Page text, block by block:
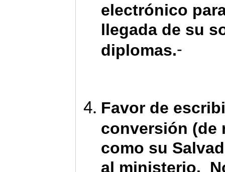
electrónico
llegada de su
diplomas.-
Favor de
conversión (de
como su
al ministerio.